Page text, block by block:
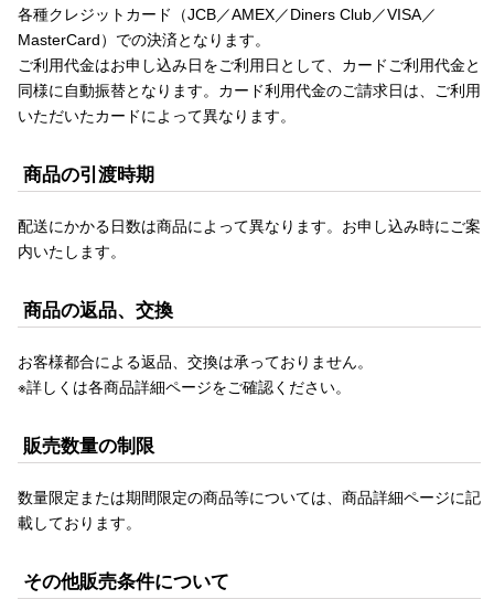
各種クレジットカード（JCB／AMEX／Diners Club／VISA／
MasterCard）での決済となります。
ご利用代金はお申し込み日をご利用日として、カードご利用代金と
同様に自動振替となります。カード利用代金のご請求日は、ご利用
いただいたカードによって異なります。
商品の引渡時期
配送にかかる日数は商品によって異なります。お申し込み時にご案
内いたします。
商品の返品、交換
お客様都合による返品、交換は承っておりません。
※詳しくは各商品詳細ページをご確認ください。
販売数量の制限
数量限定または期間限定の商品等については、商品詳細ページに記
載しております。
その他販売条件について